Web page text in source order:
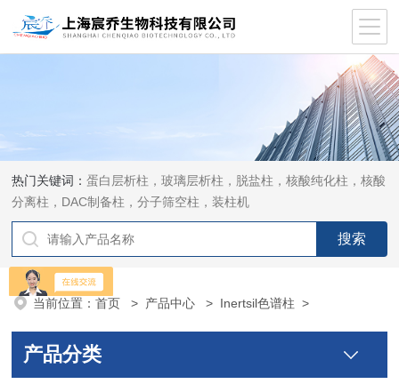
热门关键词：蛋白层析柱，玻璃层析柱，脱盐柱，核酸纯化柱，核酸
分离柱，DAC制备柱，分子筛空柱，装柱机
当前位置：首页 > 产品中心 > Inertsil色谱柱 >
产品分类